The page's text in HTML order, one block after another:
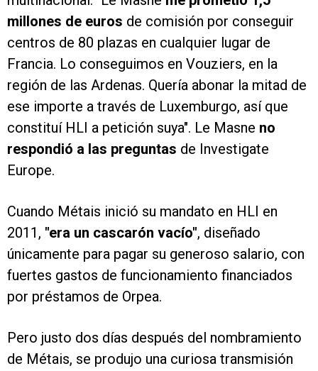
millones de euros de comisión por conseguir
centros de 80 plazas en cualquier lugar de
Francia. Lo conseguimos en Vouziers, en la
región de las Ardenas. Quería abonar la mitad de
ese importe a través de Luxemburgo, así que
constituí HLI a petición suya". Le Masne no
respondió a las preguntas de Investigate
Europe.
Cuando Métais inició su mandato en HLI en
2011, "era un cascarón vacío", diseñado
únicamente para pagar su generoso salario, con
fuertes gastos de funcionamiento financiados
por préstamos de Orpea.
Pero justo dos días después del nombramiento
de Métais, se produjo una curiosa transmisión